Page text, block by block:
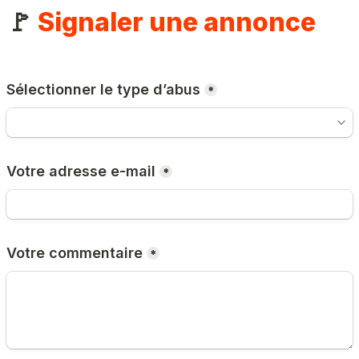
🚩 Signaler une annonce
Sélectionner le type d’abus *
Votre adresse e-mail *
Votre commentaire *